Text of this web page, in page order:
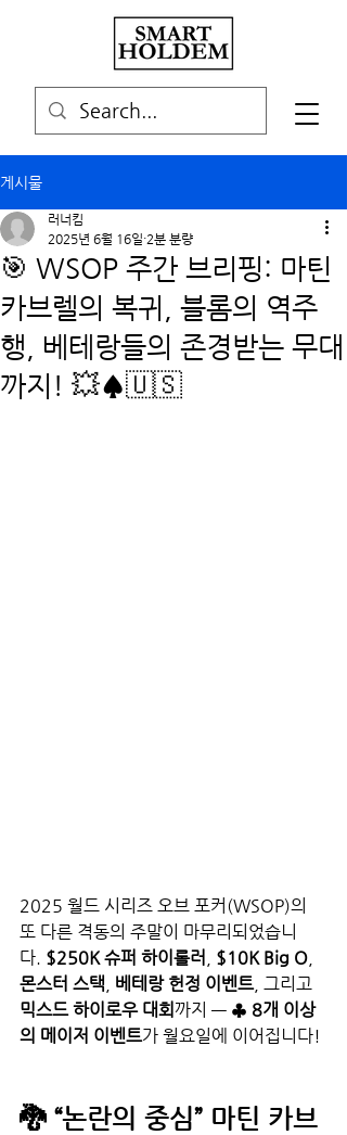
게시물
🎯 WSOP 주간 브리핑: 마틴
카브렐의 복귀, 블롬의 역주
행, 베테랑들의 존경받는 무대
까지! 💥♠️🇺🇸
러너킴
2025년 6월 16일 2분 분량
2025 월드 시리즈 오브 포커(WSOP)의
또 다른 격동의 주말이 마무리되었습니
다. $250K 슈퍼 하이롤러 $10K Big O
몬스터 스택 베테랑 헌정 이벤트, 그리고
믹스드 하이로우 대회 까지 — ♣️ 8개 이상
의 메이저 이벤트가 월요일에 이어집니다!
🐉 “논란의 중심” 마틴 카브